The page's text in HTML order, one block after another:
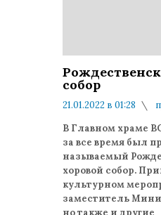
собор
21.01.2022 в 01:28
В Главном храме
за все время был
называемый
хоровой собор.
культурном
заместитель
но также и другие